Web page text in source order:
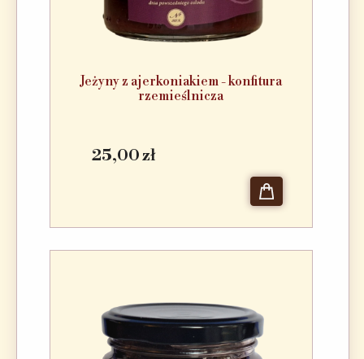
Jeżyny z ajerkoniakiem - konfitura
rzemieślnicza
25,00 zł